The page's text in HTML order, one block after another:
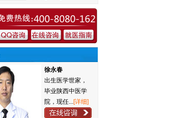
徐永春
出生医学世家，
毕业陕西中医学
院，现任...[详细]